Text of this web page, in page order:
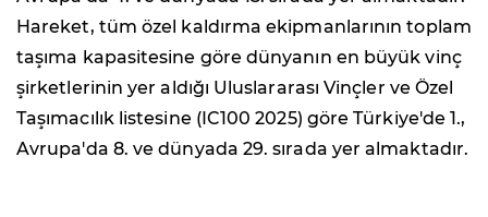
Hareket, tüm özel kaldırma ekipmanlarının toplam
taşıma kapasitesine göre dünyanın en büyük vinç
şirketlerinin yer aldığı Uluslararası Vinçler ve Özel
Taşımacılık listesine (IC100 2025) göre Türkiye'de 1.,
Avrupa'da 8. ve dünyada 29. sırada yer almaktadır.